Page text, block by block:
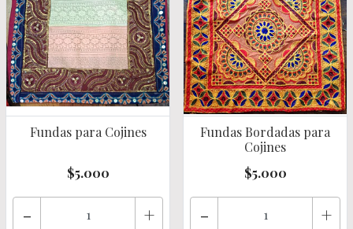
Fundas para Cojines
$5.000
- +
Fundas Bordadas para
Cojines
$5.000
- +